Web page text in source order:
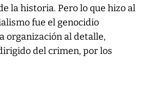
la historia. Pero lo que hizo al
fue el genocidio
organización al detalle,
del crimen, por los